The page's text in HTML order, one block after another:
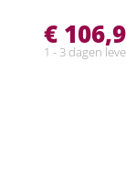
€
1 - 3 dagen